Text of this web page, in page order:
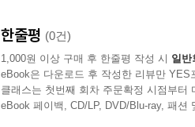
한줄평 (0건)
1,000원 이상 구매 후 한줄평 작성 시 일반
eBook은 다운로드 후 작성한 리뷰만 YES
클래스는 첫번째 회차 주문확정 시점부터
eBook 페이백, CD/LP, DVD/Blu-ray, 패